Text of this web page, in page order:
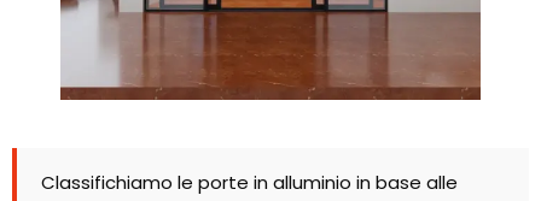
Classifichiamo le porte in alluminio in base alle